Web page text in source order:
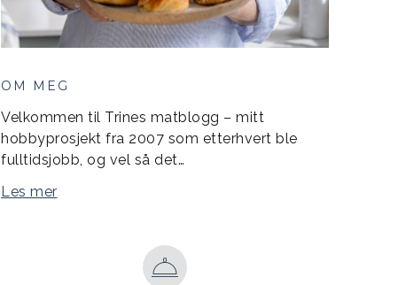
OM MEG
Velkommen til Trines matblogg – mitt
hobbyprosjekt fra 2007 som etterhvert ble
fulltidsjobb, og vel så det…
Les mer